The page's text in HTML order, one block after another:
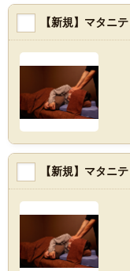
【新規】マタニ
【新規】マタニ